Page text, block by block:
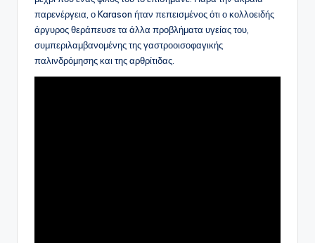
παρενέργεια, ο Karason ήταν πεπεισμένος ότι ο κολλοειδής
άργυρος θεράπευσε τα άλλα προβλήματα υγείας του,
συμπεριλαμβανομένης της γαστροοισοφαγικής
παλινδρόμησης και της αρθρίτιδας.